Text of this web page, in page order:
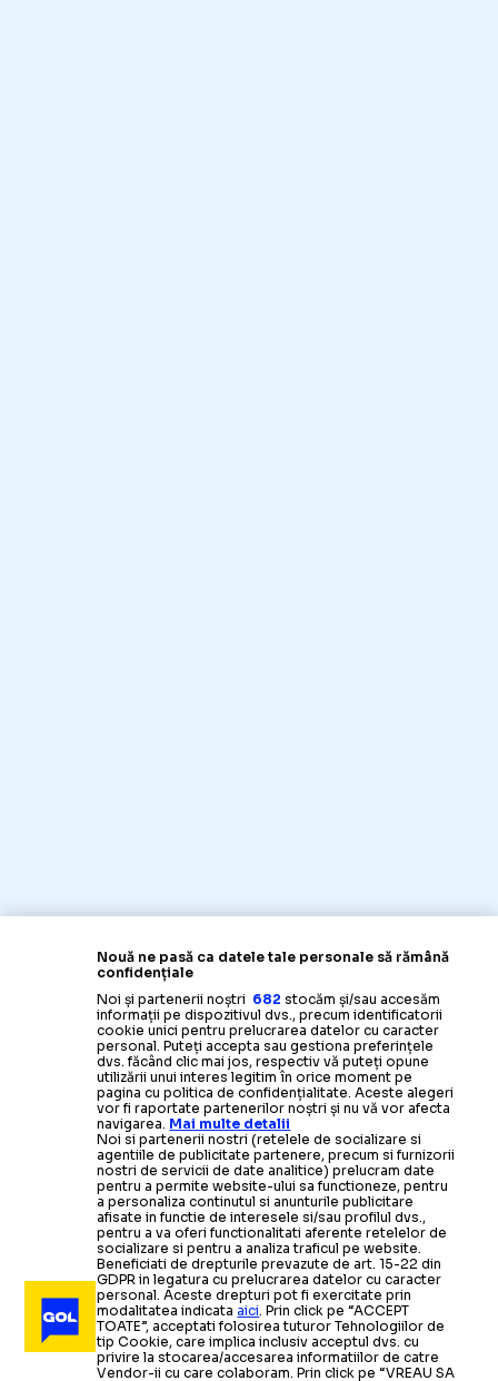
Nouă ne pasă ca datele tale personale să rămână
confidențiale
Noi și partenerii noștri 682 stocăm și/sau accesăm
informații pe dispozitivul dvs., precum identificatorii
cookie unici pentru prelucrarea datelor cu caracter
personal. Puteți accepta sau gestiona preferințele
dvs. făcând clic mai jos, respectiv vă puteți opune
utilizării unui interes legitim în orice moment pe
pagina cu politica de confidențialitate. Aceste alegeri
vor fi raportate partenerilor noștri și nu vă vor afecta
navigarea. Mai multe detalii
Noi si partenerii nostri (retelele de socializare si
agentiile de publicitate partenere, precum si furnizorii
nostri de servicii de date analitice) prelucram date
pentru a permite website-ului sa functioneze, pentru
a personaliza continutul si anunturile publicitare
afisate in functie de interesele si/sau profilul dvs.,
pentru a va oferi functionalitati aferente retelelor de
socializare si pentru a analiza traficul pe website.
Beneficiati de drepturile prevazute de art. 15-22 din
GDPR in legatura cu prelucrarea datelor cu caracter
personal. Aceste drepturi pot fi exercitate prin
modalitatea indicataaici. Prin click pe “ACCEPT
TOATE”, acceptati folosirea tuturor Tehnologiilor de
tip Cookie, care implica inclusiv acceptul dvs. cu
privire la stocarea/accesarea informatiilor de catre
Vendor-ii cu care colaboram. Prin click pe “VREAU SA